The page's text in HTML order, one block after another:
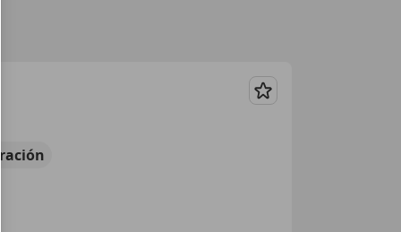
Guardar